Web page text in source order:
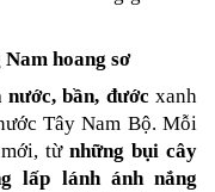
hoang sơ
bần, đước xanh
Tây Nam Bộ. Mỗi
từ những bụi cây
lấp lánh ánh nắng